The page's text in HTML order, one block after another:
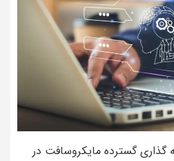
گذاری گسترده مایکروسافت در